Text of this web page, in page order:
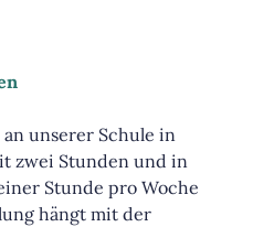
unserer Schule in
zwei Stunden und in
Stunde pro Woche
hängt mit der